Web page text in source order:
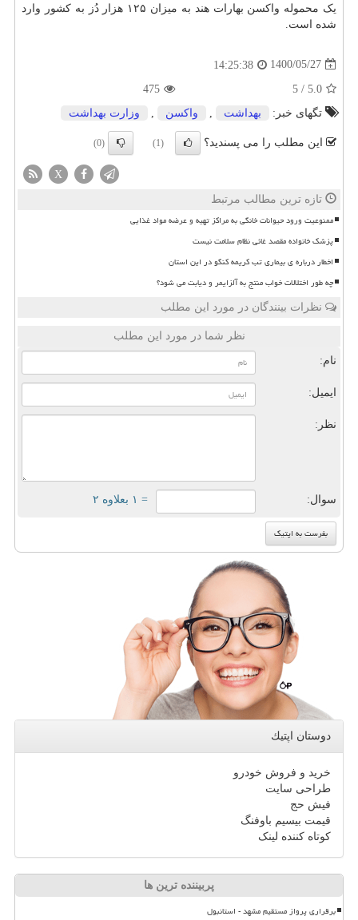
یک محموله واکسن بهارات هند به میزان ۱۲۵ هزار دُز به کشور وارد
شده است.
1400/05/27
14:25:38
5.0
/
5
475
تگهای خبر:
بهداشت واكسن وزارت بهداشت
این مطلب را می پسندید؟ (1)
(0)
X
تازه ترین مطالب مرتبط
ممنوعیت ورود حیوانات خانگی به مراکز تهیه و عرضه مواد غذایی
پزشک خانواده مقصد غائی نظام سلامت نیست
اخطار درباره ی بیماری تب کریمه کنگو در این استان
چه طور اختلالات خواب منتج به آلزایمر و دیابت می شود؟
نظرات بینندگان در مورد این مطلب
نظر شما در مورد این مطلب
نام:
ایمیل:
نظر:
سوال: = ۱ بعلاوه ۲
دوستان اپتیك
خرید و فروش خودرو
طراحی سایت
فیش حج
قیمت بیسیم باوفنگ
کوتاه کننده لینک
پربیننده ترین ها
برقراری پرواز مستقیم مشهد - استانبول